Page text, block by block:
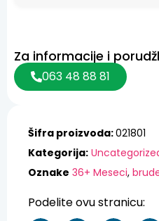
Šifra proizvoda:021801
Kategorija:
Oznake 36+ Meseci,
Podelite ovu stranicu:
Za informacije i
063 48 88 81